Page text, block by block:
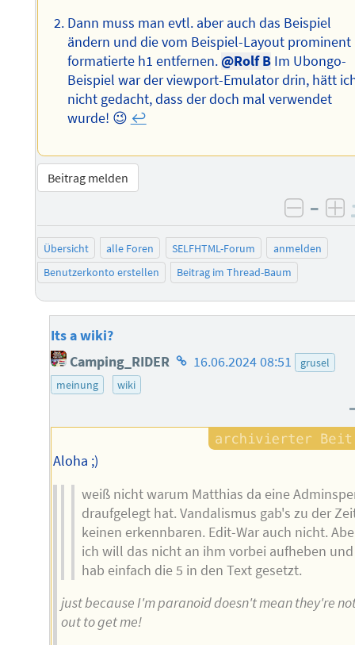
Dann muss man evtl. aber auch das Beispiel
ändern und die vom Beispiel-Layout prominent
formatierte h1 entfernen.@Rolf BIm Ubongo-
Beispiel war der viewport-Emulator drin, hätt
nicht gedacht, dass der doch mal verwendet
wurde! 😉 ↩︎
Beitrag melden
–
Übersicht alle Foren SELFHTML-Forum
anmelden
Benutzerkonto erstellen
Beitrag im Thread-Baum
Its a wiki?
Camping_RIDER Homepage
16.06.2024 08:51
grusel
meinung
wiki
Aloha ;)
weiß nicht warum Matthias da eine
draufgelegt hat. Vandalismus gab's zu der
keinen erkennbaren. Edit-War auch nicht.
ich will das nicht an ihm vorbei aufheben und
hab einfach die 5 in den Text gesetzt.
just because I'm paranoid doesn't mean they're
out to get me!